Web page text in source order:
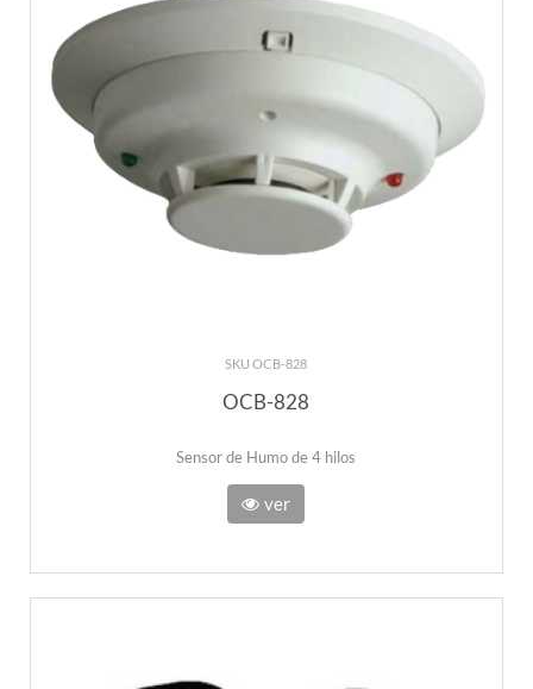
SKU OCB-828
OCB-828
Sensor de Humo de 4 hilos
ver